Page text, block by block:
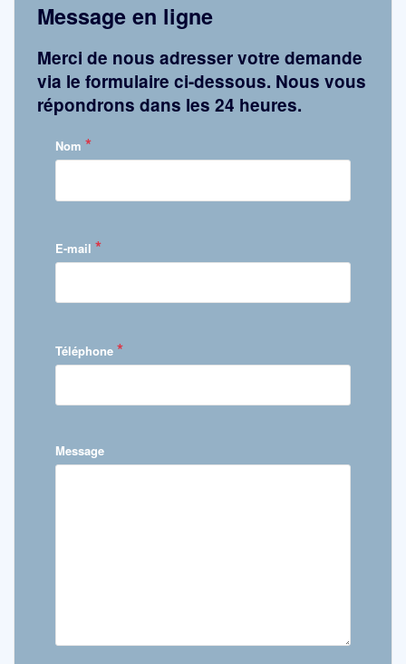
Message en ligne
Merci de nous adresser votre demande
via le formulaire ci-dessous. Nous vous
répondrons dans les 24 heures.
Nom *
E-mail *
Téléphone *
Message